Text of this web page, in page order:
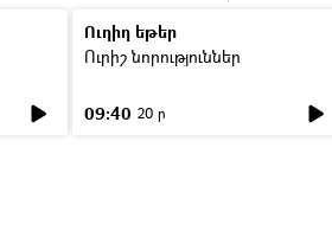
Ուղիղ եթեր
Ուրիշ նորություններ
09:40 20 ր